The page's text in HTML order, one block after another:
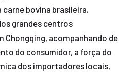
bovina brasileira,
grandes centros
Chongqing, acompanhando de
do consumidor, a força do
dos importadores locais,